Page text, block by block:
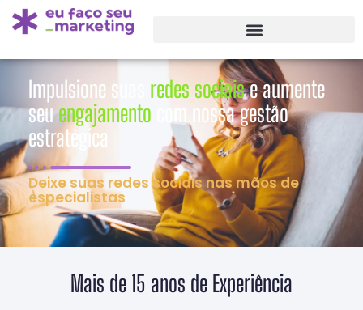
Impulsione suas redes sociaise aumente
seuengajamento com nossa gestão
estratégica
Deixe suas redes sociais nas mãos de
especialistas
Mais de 15 anos de Experiência